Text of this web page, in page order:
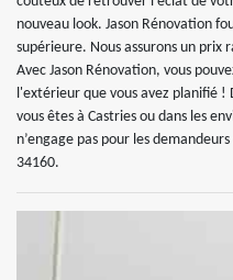
nouveau look. Jason Rénovation
supérieure. Nous assurons un prix
Avec Jason Rénovation, vous
l'extérieur que vous avez planifié !
vous êtes à Castries ou dans les
n’engage pas pour les
34160.